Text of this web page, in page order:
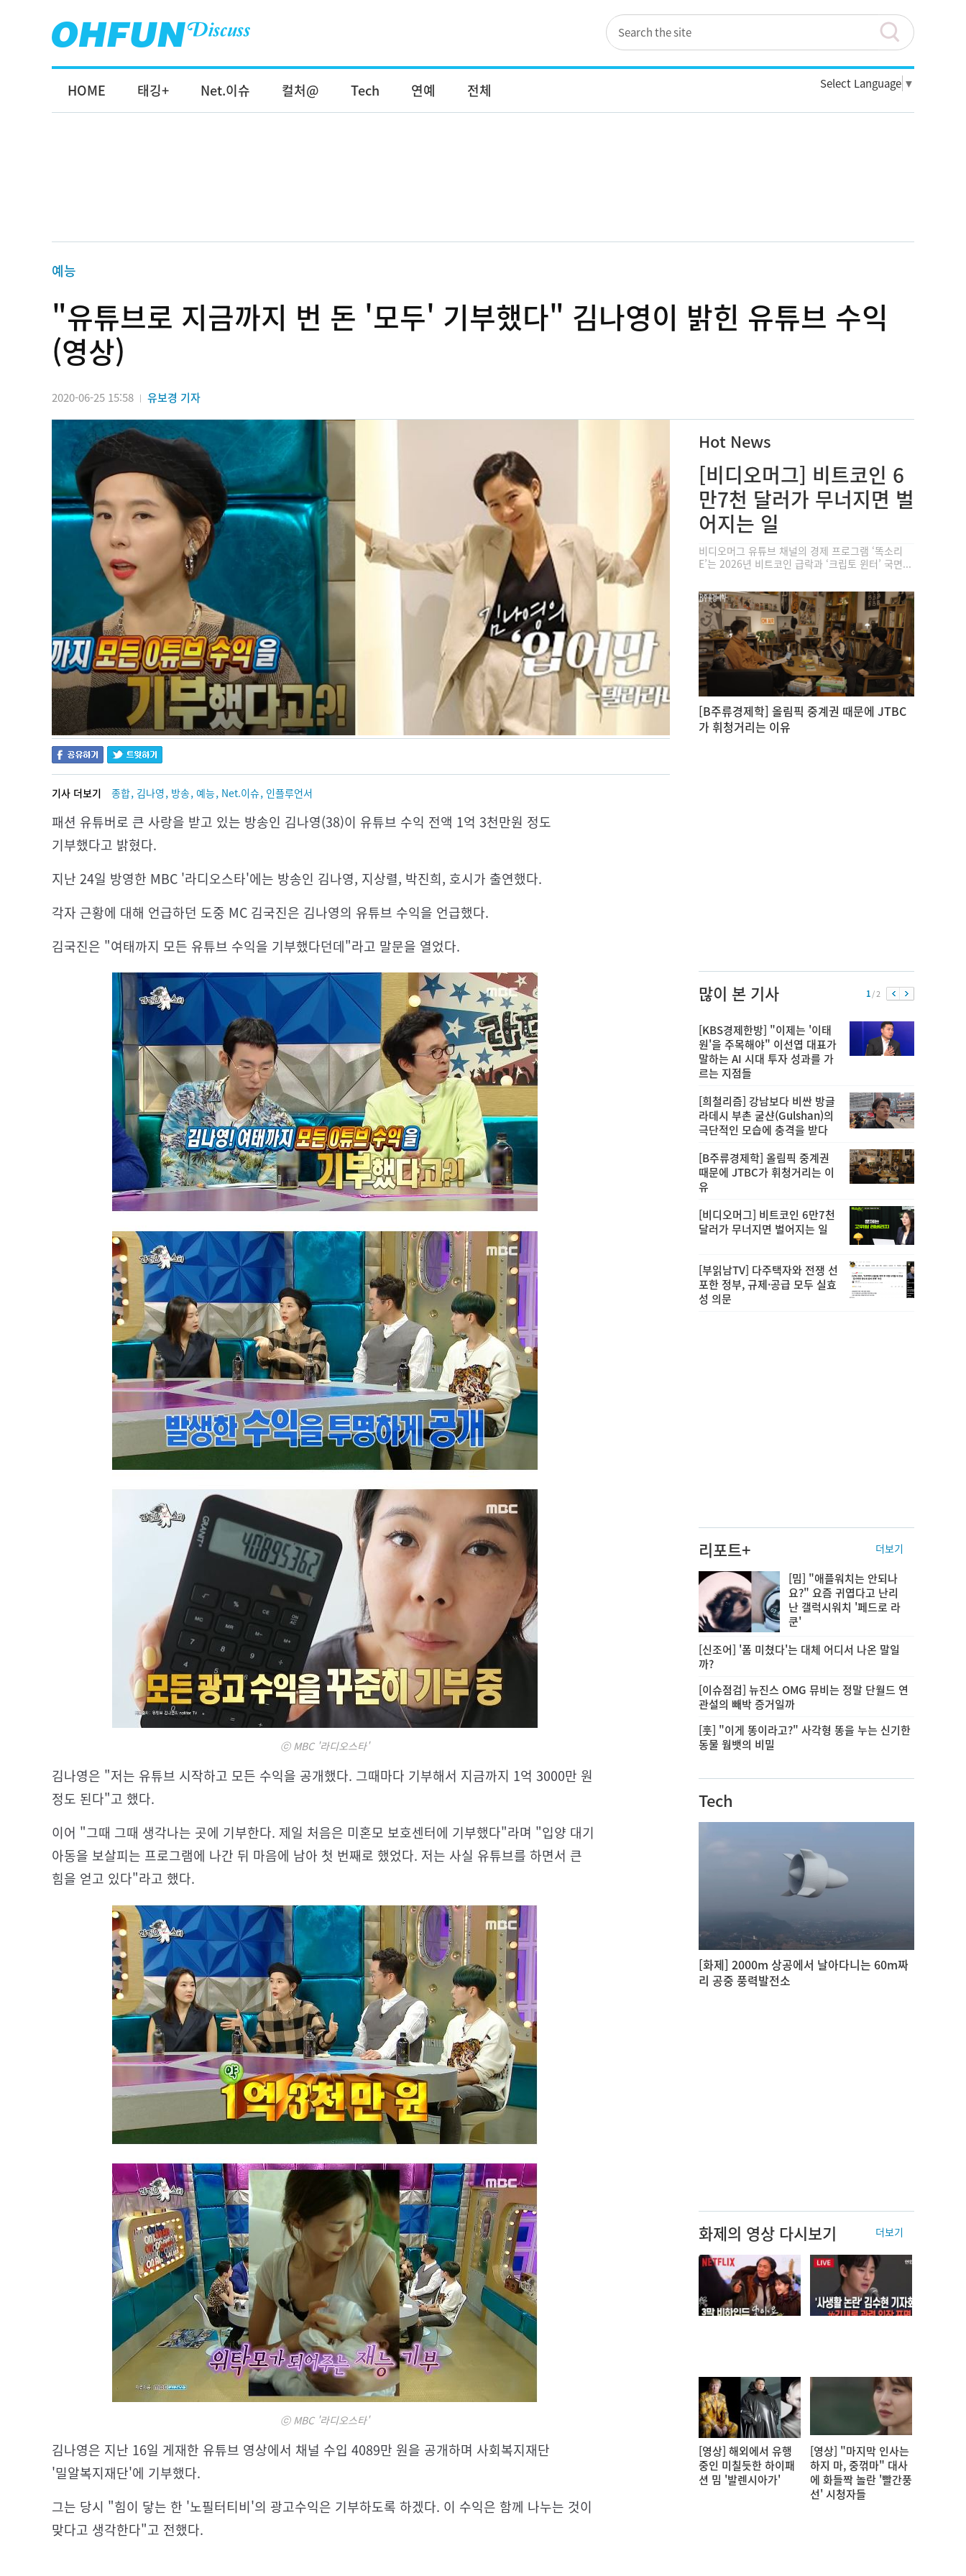
HOME 태깅+ Net.이슈 컬처@ Tech 연예 전체 Select Language ▼
예능
"유튜브로 지금까지 번 돈 '모두' 기부했다" 김나영이 밝힌 유튜브 수익
(영상)
2020-06-25 15:58 | 유보경 기자
기사 더보기 종합, 김나영, 방송, 예능, Net.이슈, 인플루언서
패션 유튜버로 큰 사랑을 받고 있는 방송인 김나영(38)이 유튜브 수익 전액 1억 3천만원 정도
기부했다고 밝혔다.
지난 24일 방영한 MBC '라디오스타'에는 방송인 김나영, 지상렬, 박진희, 호시가 출연했다.
각자 근황에 대해 언급하던 도중 MC 김국진은 김나영의 유튜브 수익을 언급했다.
김국진은 "여태까지 모든 유튜브 수익을 기부했다던데"라고 말문을 열었다.
ⓒ MBC '라디오스타'
김나영은 "저는 유튜브 시작하고 모든 수익을 공개했다. 그때마다 기부해서 지금까지 1억 3000만 원
정도 된다"고 했다.
이어 "그때 그때 생각나는 곳에 기부한다. 제일 처음은 미혼모 보호센터에 기부했다"라며 "입양 대기
아동을 보살피는 프로그램에 나간 뒤 마음에 남아 첫 번째로 했었다. 저는 사실 유튜브를 하면서 큰
힘을 얻고 있다"라고 했다.
ⓒ MBC '라디오스타'
김나영은 지난 16일 게재한 유튜브 영상에서 채널 수입 4089만 원을 공개하며 사회복지재단
'밀알복지재단'에 기부했다.
그는 당시 "힘이 닿는 한 '노필터티비'의 광고수익은 기부하도록 하겠다. 이 수익은 함께 나누는 것이
맞다고 생각한다"고 전했다.
Hot News
[비디오머그] 비트코인 6
만7천 달러가 무너지면 벌
어지는 일
비디오머그 유튜브 채널의 경제 프로그램 ‘똑소리
E’는 2026년 비트코인 급락과 ‘크립토 윈터’ 국면...
[B주류경제학] 올림픽 중계권 때문에 JTBC
가 휘청거리는 이유
많이 본 기사 1/ 2
[KBS경제한방] "이제는 '이태
원'을 주목해야" 이선엽 대표가
말하는 AI 시대 투자 성과를 가
르는 지점들
[희철리즘] 강남보다 비싼 방글
라데시 부촌 굴샨(Gulshan)의
극단적인 모습에 충격을 받다
[B주류경제학] 올림픽 중계권
때문에 JTBC가 휘청거리는 이
유
[비디오머그] 비트코인 6만7천
달러가 무너지면 벌어지는 일
[부읽남TV] 다주택자와 전쟁 선
포한 정부, 규제·공급 모두 실효
성 의문
리포트+ 더보기
[밈] "애플워치는 안되나
요?" 요즘 귀엽다고 난리
난 갤럭시워치 '페드로 라
쿤'
[신조어] '폼 미쳤다'는 대체 어디서 나온 말일
까?
[이슈점검] 뉴진스 OMG 뮤비는 정말 단월드 연
관설의 빼박 증거일까
[훗] "이게 똥이라고?" 사각형 똥을 누는 신기한
동물 웜뱃의 비밀
Tech
[화제] 2000m 상공에서 날아다니는 60m짜
리 공중 풍력발전소
화제의 영상 다시보기 더보기
[영상] 해외에서 유행
중인 미칠듯한 하이패
션 밈 '발렌시아가'
[영상] "마지막 인사는
하지 마, 중꺾마" 대사
에 화들짝 놀란 '빨간풍
선' 시청자들